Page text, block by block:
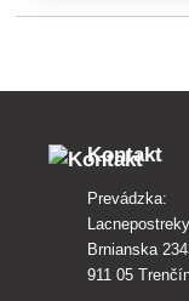
Kontakt
Prevádzka:
Brnianska
911 05